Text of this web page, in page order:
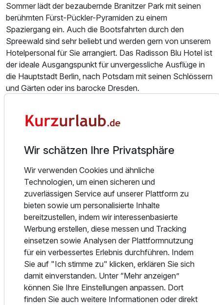
Sommer lädt der bezaubernde Branitzer Park mit seinen
berühmten Fürst-Pückler-Pyramiden zu einem
Spaziergang ein. Auch die Bootsfahrten durch den
Spreewald sind sehr beliebt und werden gern von unserem
Hotelpersonal für Sie arrangiert. Das Radisson Blu Hotel ist
der ideale Ausgangspunkt für unvergessliche Ausflüge in
die Hauptstadt Berlin, nach Potsdam mit seinen Schlössern
und Gärten oder ins barocke Dresden.
eingerichtet und mit allen Annehmlichkeiten eines
Kirschbaum setzen behagliche Akzente und kreieren eine
angenehme Atmosphäre in den Hotelzimmern. Einige der
Zimmer haben einen Balkon, von dem man einen
wunderschönen Ausblick auf die Stadt hat. Die Zimmer
sind ausgestattet mit kostenfreiem Internetzugang über W-
LAN und Flat-Screen Fernseher. Als Hotelgast genießt
man die freie Benutzung des Wellnessbereiches.
Der Großteil der Zimmer sind Nichtraucherzimmer.
Zusätzlich stehen Executive Class Zimmer mit Balkon, ein
behindertengerechtes Zimmer, eine Executive Suite mit
Terrasse sowie spezielle Zimmer mit Allergiker-Bettwäsche
zur Verfügung.
Wir schätzen Ihre Privatsphäre
Wir verwenden Cookies und ähnliche
Technologien, um einen sicheren und
zuverlässigen Service auf unserer Plattform zu
bieten sowie um personalisierte Inhalte
bereitzustellen, indem wir interessenbasierte
Werbung erstellen, diese messen und Tracking
einsetzen sowie Analysen der Plattformnutzung
für ein verbessertes Erlebnis durchführen. Indem
Sie auf "Ich stimme zu" klicken, erklären Sie sich
damit einverstanden. Unter “Mehr anzeigen”
können Sie Ihre Einstellungen anpassen. Dort
finden Sie auch weitere Informationen oder direkt